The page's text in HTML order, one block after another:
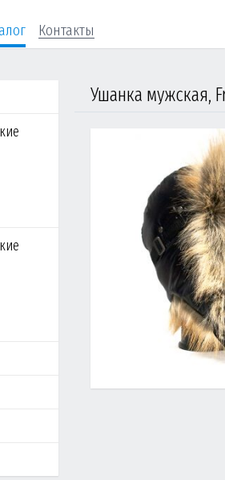
Контакты
Ушанка мужская,